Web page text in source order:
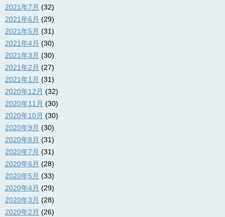
2021年7月 (32)
2021年6月 (29)
2021年5月 (31)
2021年4月 (30)
2021年3月 (30)
2021年2月 (27)
2021年1月 (31)
2020年12月 (32)
2020年11月 (30)
2020年10月 (30)
2020年9月 (30)
2020年8月 (31)
2020年7月 (31)
2020年6月 (28)
2020年5月 (33)
2020年4月 (29)
2020年3月 (28)
2020年2月 (26)